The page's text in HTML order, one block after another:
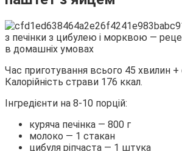
Час приготування всього 45 хвилин
Калорійність страви 176 ккал.
Інгредієнти на 8-10 порцій:
куряча печінка — 800 г
молоко — 1 стакан
цибуля ріпчаста — 1 штука